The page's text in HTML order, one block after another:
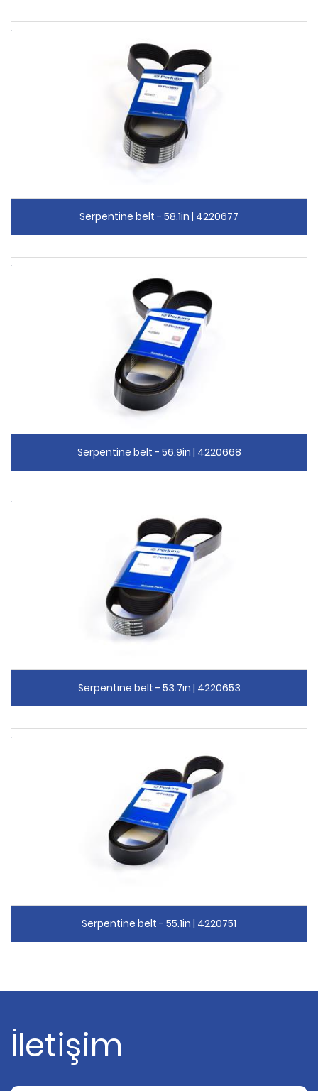
Serpentine belt - 58.1in | 4220677
Serpentine belt - 56.9in | 4220668
Serpentine belt - 53.7in | 4220653
Serpentine belt - 55.1in | 4220751
İletişim